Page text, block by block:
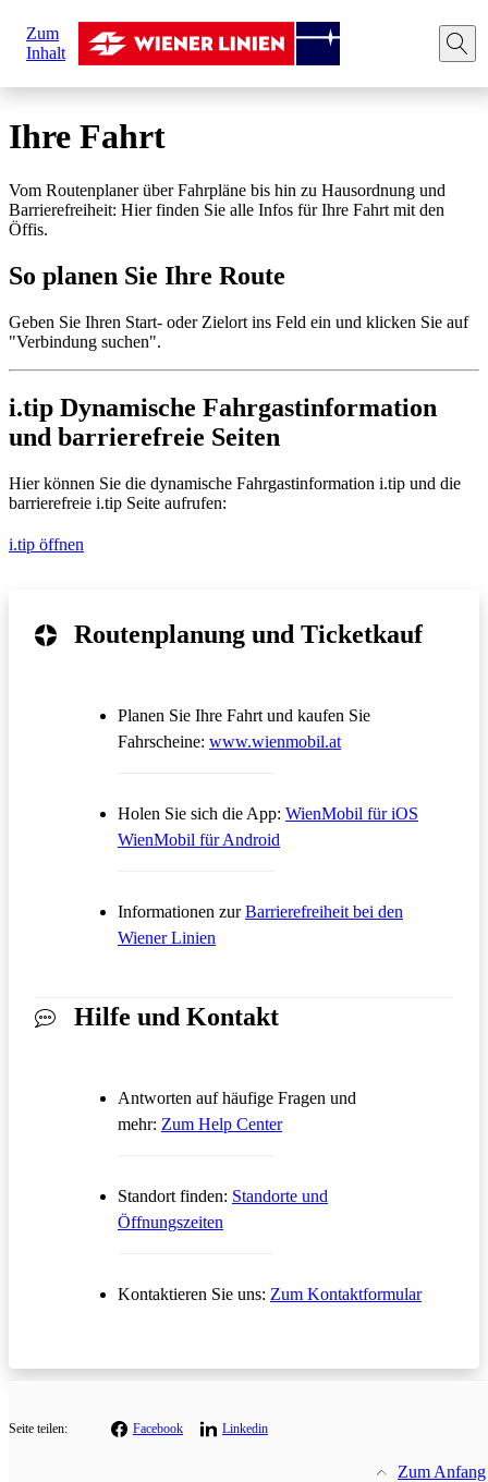
Zum
Inhalt
sind
hier:
Startseite Ihre Fahrt Route planen
Ihre Fahrt
Vom Routenplaner über Fahrpläne bis hin zu Hausordnung und
Barrierefreiheit: Hier finden Sie alle Infos für Ihre Fahrt mit den
Öffis.
So planen Sie Ihre Route
Geben Sie Ihren Start- oder Zielort ins Feld ein und klicken Sie auf
"Verbindung suchen".
i.tip Dynamische Fahrgastinformation
und barrierefreie Seiten
Hier können Sie die dynamische Fahrgastinformation i.tip und die
barrierefreie i.tip Seite aufrufen:
i.tip öffnen
Routenplanung und Ticketkauf
Planen Sie Ihre Fahrt und kaufen Sie
Fahrscheine: www.wienmobil.atÖffnet in einem
Holen Sie sich die App: WienMobil für iOS
WienMobil für Android
Informationen zurBarrierefreiheit bei den
Wiener Linien
Hilfe und Kontakt
Antworten auf häufige Fragen und
mehr: Zum Help CenterÖffnet in einem neuen Tab
Standort finden: Standorte und
Öffnungszeiten
Kontaktieren Sie uns: Zum KontaktformularÖffnet in
Seite teilen: Facebook Linkedin
Zum Anfang